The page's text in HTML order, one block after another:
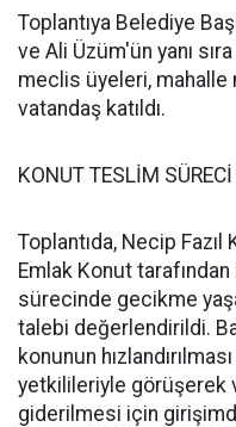
Toplantıya Belediye
ve Ali Üzüm'ün yanı
meclis üyeleri, mahalle
vatandaş katıldı.
KONUT TESLİM
Toplantıda, Necip
Emlak Konut
sürecinde gecikme
talebi değerlendirildi.
konunun
yetkilileriyle görüşerek
giderilmesi için